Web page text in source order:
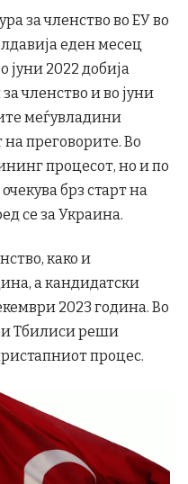
за членство во ЕУ во
еден месец
јуни 2022 добија
членство и во јуни
меѓувладини
преговорите. Во
процесот, но и по
брз старт на
се за Украина.
како и
а кандидатски
2023 година. Во
Тбилиси реши
процес.